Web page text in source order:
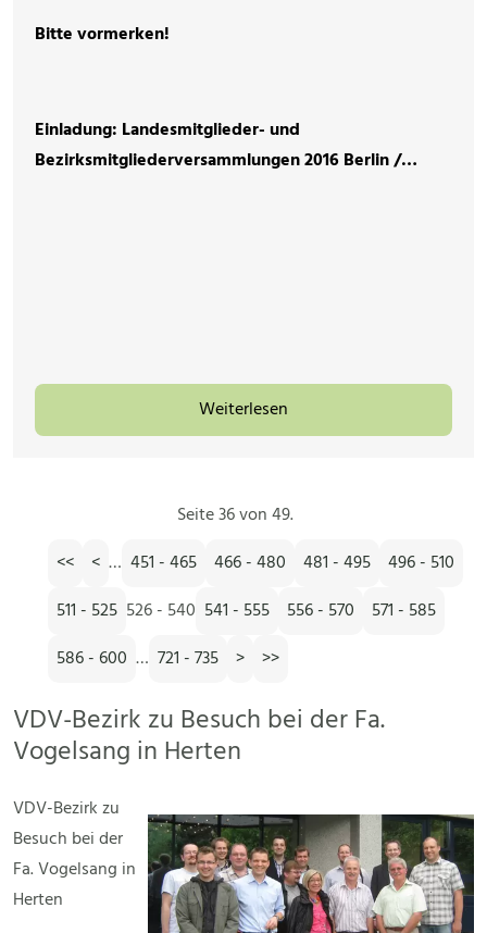
Bitte vormerken!
Einladung: Landesmitglieder- und
Bezirksmitgliederversammlungen 2016 Berlin /…
Weiterlesen
Seite 36 von 49.
<<
< … 451 - 465 466 - 480 481 - 495
496 - 510
511 - 525 526 - 540 541 - 555 556 - 570
571 - 585
586 - 600 … 721 - 735 > >>
VDV-Bezirk zu Besuch bei der Fa.
Vogelsang in Herten
VDV-Bezirk zu
Besuch bei der
Fa. Vogelsang in
Herten